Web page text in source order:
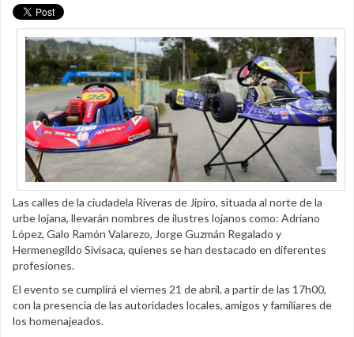
Las calles de la ciudadela Riveras de Jipiro, situada al norte de la
urbe lojana, llevarán nombres de ilustres lojanos como: Adriano
López, Galo Ramón Valarezo, Jorge Guzmán Regalado y
Hermenegildo Sivisaca, quienes se han destacado en diferentes
profesiones.
El evento se cumplirá el viernes 21 de abril, a partir de las 17h00,
con la presencia de las autoridades locales, amigos y familiares de
los homenajeados.